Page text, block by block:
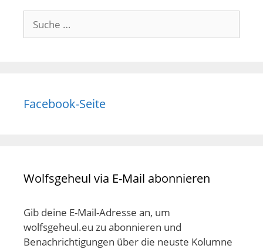
Suche
nach:
Facebook-Seite
Wolfsgeheul via E-Mail abonnieren
Gib deine E-Mail-Adresse an, um
wolfsgeheul.eu zu abonnieren und
Benachrichtigungen über die neuste Kolumne